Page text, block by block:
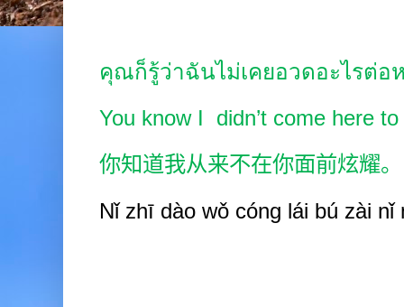
คุณก็รู้ว่าฉันไม่เคยอวดอะไรต่
You know I didn’t come here
你知道我从来不在你面前炫耀。
Nǐ zhī dào wǒ cóng lái bú zài nǐ